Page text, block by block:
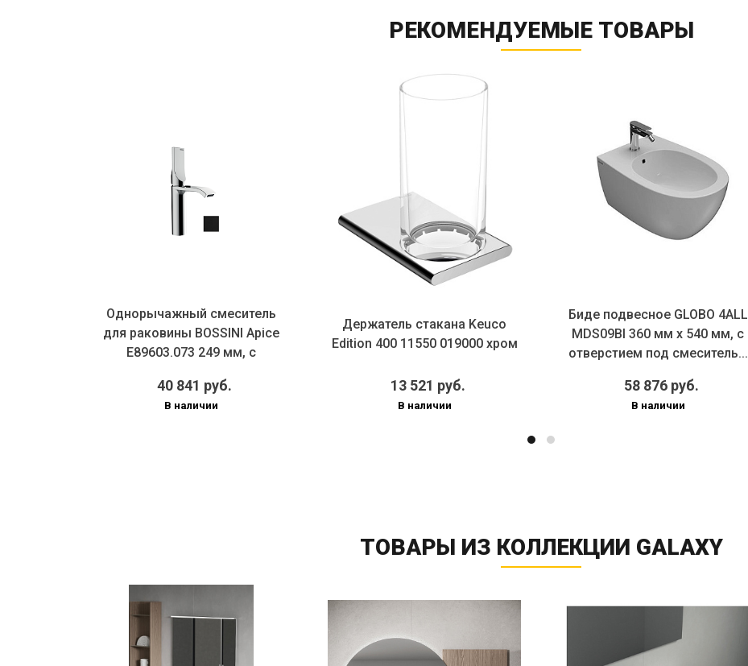
РЕКОМЕНДУЕМЫЕ ТОВАРЫ
Однорычажный смеситель
для раковины BOSSINI Apice
E89603.073 249 мм, с
40 841 руб.
В наличии
Держатель стакана Keuco
Edition 400 11550 019000 хром
13 521 руб.
В наличии
Биде подвесное GLOBO 4ALL
MDS09BI 360 мм х 540 мм, с
отверстием под смеситель...
58 876 руб.
В наличии
ТОВАРЫ ИЗ КОЛЛЕКЦИИ GALAXY